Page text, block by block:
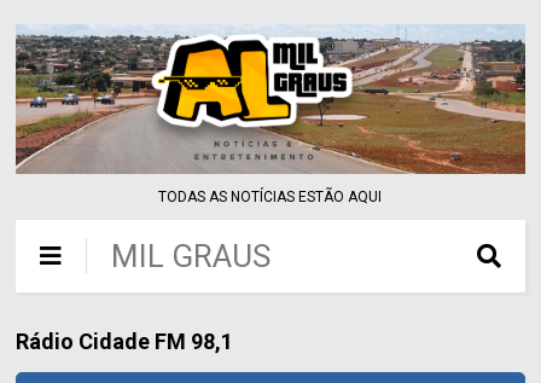
TODAS AS NOTÍCIAS ESTÃO AQUI
MIL GRAUS
Rádio Cidade FM 98,1